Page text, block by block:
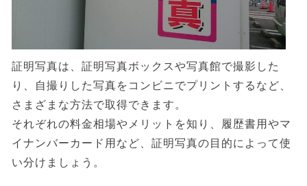
証明写真は、証明写真ボックスや写真館で撮影した
り、自撮りした写真をコンビニでプリントするなど、
さまざまな方法で取得できます。
それぞれの料金相場やメリットを知り、履歴書用やマ
イナンバーカード用など、証明写真の目的によって使
い分けましょう。